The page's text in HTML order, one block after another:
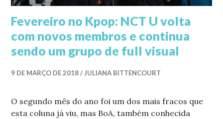
Fevereiro no Kpop: NCT U volta
com novos membros e continua
sendo um grupo de full visual
9 DE MARÇO DE 2018 JULIANA BITTENCOURT
O segundo mês do ano foi um dos mais fracos que
esta coluna já viu, mas BoA, também conhecida